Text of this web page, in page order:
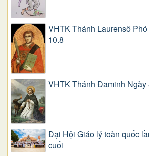
VHTK Thánh Laurensô
10.8
VHTK Thánh Đaminh Ngày
Đại Hội Giáo lý toàn quốc
cuối